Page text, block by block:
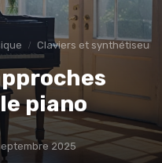
Claviers et synthétiseurs
piano
2025